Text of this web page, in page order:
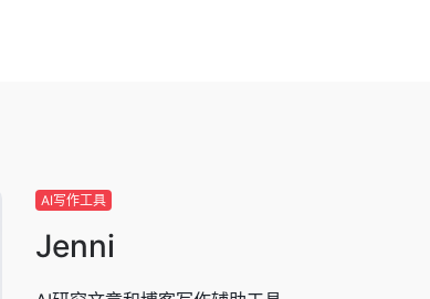
AI写作工具
Jenni